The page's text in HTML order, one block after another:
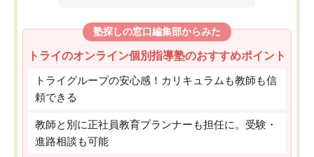
塾探しの窓口編集部からみた
トライのオンライン個別指導塾のおすすめポイント
トライグループの安心感！カリキュラムも教師も信
頼できる
教師と別に正社員教育プランナーも担任に。受験・
進路相談も可能